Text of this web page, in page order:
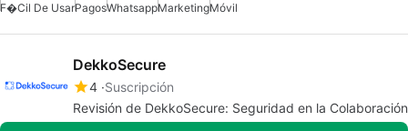
F�cil De UsarPagosWhatsappMarketingMóvil
DekkoSecure
4 Suscripción
Revisión de DekkoSecure: Seguridad en la Colaboración